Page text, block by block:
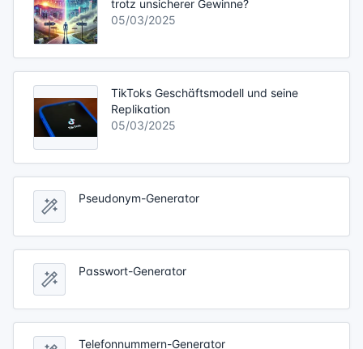
trotz unsicherer Gewinne?
05/03/2025
TikToks Geschäftsmodell und seine
Replikation
05/03/2025
Pseudonym-Generator
Passwort-Generator
Telefonnummern-Generator